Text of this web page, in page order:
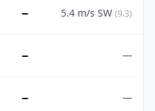
— 5.4 m/s SW (9.3)
— —
— —